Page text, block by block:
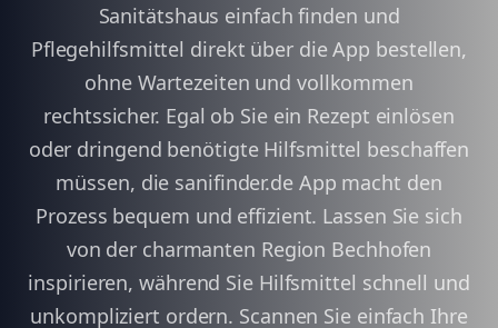
Sanitätshaus einfach finden und
Pflegehilfsmittel direkt über die App bestellen,
ohne Wartezeiten und vollkommen
rechtssicher. Egal ob Sie ein Rezept einlösen
oder dringend benötigte Hilfsmittel beschaffen
müssen, die sanifinder.de App macht den
Prozess bequem und effizient. Lassen Sie sich
von der charmanten Region Bechhofen
inspirieren, während Sie Hilfsmittel schnell und
unkompliziert ordern. Scannen Sie einfach Ihre